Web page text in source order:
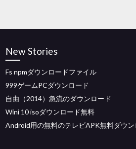
New Stories
Fs npmダウンロードファイル
999ゲームPCダウンロード
自由（2014）急流のダウンロード
Wini 10 isoダウンロード無料
Android用の無料のテレビAPK無料ダウン